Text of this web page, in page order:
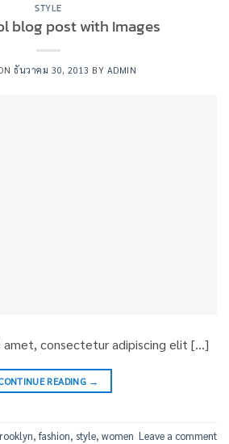
STYLE
blog post with Images
ธันวาคม 30, 2013 BY ADMIN
amet, consectetur adipiscing elit […]
READING →
,fashion, style, women Leave a comment